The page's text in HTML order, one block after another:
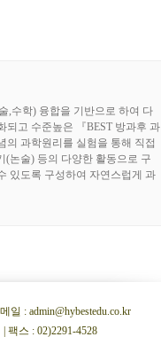
,수학) 융합을 기반으로 하여 다
되고 수준높은 『BEST 방과후 과
의 과학원리를 실험을 통해 직접
(논술) 등의 다양한 활동으로 구
있도록 구성하여 자연스럽게 과
: admin@hybestedu.co.kr
| 팩스 : 02)2291-4528